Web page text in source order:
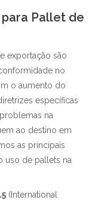
Pallet de
exportação são
no
o aumento do
específicas
na
ao destino em
as principais
uso de pallets na
(International